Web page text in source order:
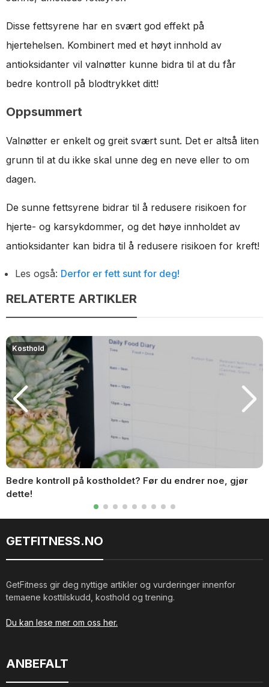
Disse fettsyrene har en svært god effekt på
hjertehelsen. Kombinert med et høyt innhold av
antioksidanter vil valnøtter kunne bidra til at du får
bedre kontroll på blodtrykket ditt!
Oppsummert
Valnøtter er enkelt og greit svært sunt. Det er altså liten
grunn til at du ikke skal unne deg en neve eller to om
dagen.
De sunne fettsyrene bidrar til å redusere risikoen for
hjerte- og karsykdommer, og det høye innholdet av
antioksidanter kan bidra til å redusere risikoen for kreft!
Les også: Derfor er fett sunt for deg!
RELATERTE ARTIKLER
Bedre kontroll på kostholdet? Før du endrer noe, gjør
dette!
Kosthold
GETFITNESS.NO
GetFitness gir deg nyttige artikler og vurderinger innenfor
temaene kosttilskudd, kosthold og trening.
Du kan lese mer om oss her.
ANBEFALT